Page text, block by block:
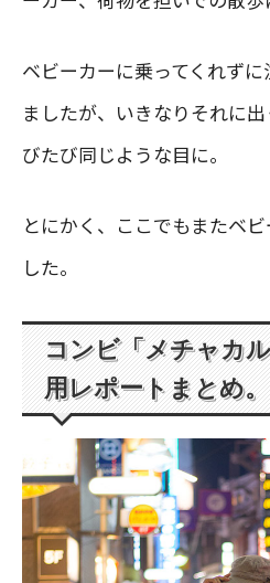
ベビーカーに乗ってくれず
ましたが、いきなりそれに
びたび同じような目に。
とにかく、ここでもまたベ
した。
コンビ「メチャカ
用レポートまとめ。